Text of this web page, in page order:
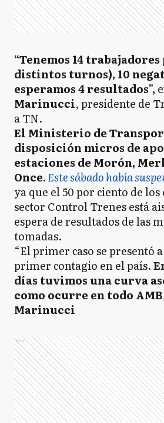
“Tenemos 14
distintos turnos), 10
esperamos 4 resultados",
Marinucci, presidente de
a TN.
El Ministerio de
disposición micros de
estaciones de Morón,
Once.Este sábado había
ya que el 50 por ciento de
sector Control Trenes está
espera de resultados de las
tomadas.
“El primer caso se presentó
primer contagio en el país.
días tuvimos una curva
como ocurre en todo
Marinucci
Ads